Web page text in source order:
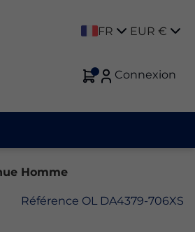
FR EUR €
Connexion
Homme
Référence OL DA4379-706XS